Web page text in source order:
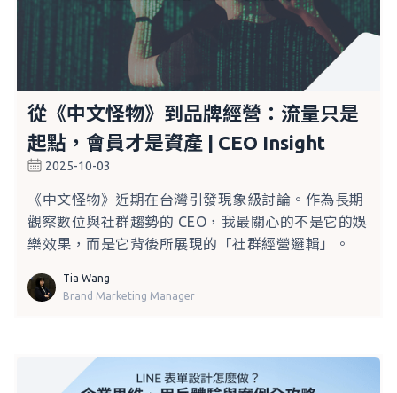
從《中文怪物》到品牌經營：流量只是
起點，會員才是資產 | CEO Insight
2025-10-03
《中文怪物》近期在台灣引發現象級討論。作為長期
觀察數位與社群趨勢的 CEO，我最關心的不是它的娛
樂效果，而是它背後所展現的「社群經營邏輯」。
Tia Wang
Brand Marketing Manager